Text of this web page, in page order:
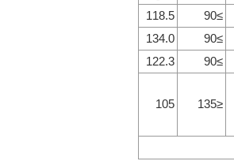
≥90
118.5
≥90
134.0
≥90
122.3
≤135
105